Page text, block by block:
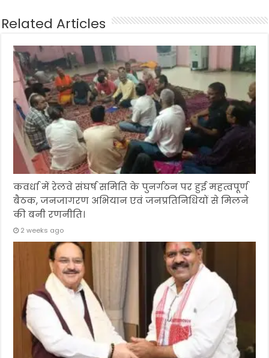
Related Articles
कवर्धा में रेलवे संघर्ष समिति के पुनर्गठन पर हुई महत्वपूर्ण
बैठक, जनजागरण अभियान एवं जनप्रतिनिधियों से मिलने
की बनी रणनीति।
2 weeks ago